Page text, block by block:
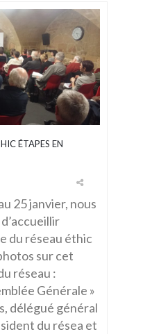
ÉTAPES EN
25 janvier, nous
du réseau éthic
sur cet
réseau :
Générale »
délégué général
du résea et